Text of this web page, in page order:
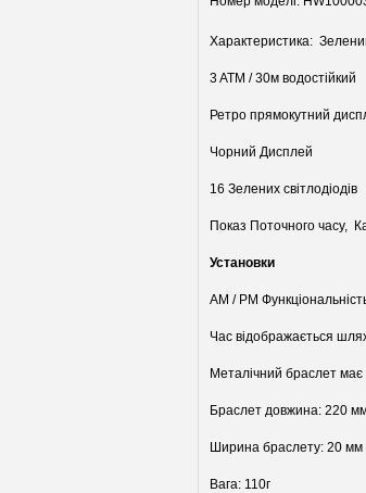
Характеристика:
3 ATM / 30м водостійкий
Ретро прямокутний
Чорний Дисплей
16 Зелених світлодіодів
Показ Поточного часу,
Установки
AM / PM
Час відображається
Металічний браслет має
Браслет довжина: 220
Ширина браслету: 20 мм
Вага: 110г